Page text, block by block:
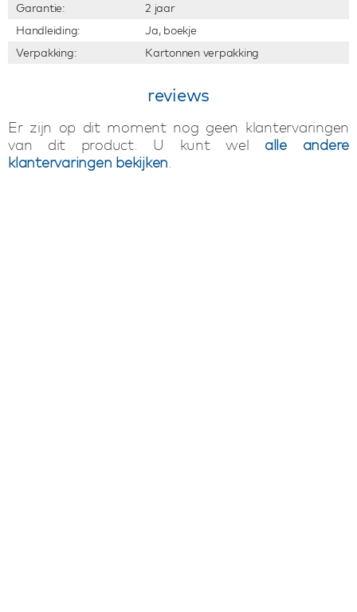
Garantie:
2 jaar
Handleiding:
Ja, boekje
Verpakking:
Kartonnen verpakking
reviews
Er zijn op dit moment nog geen klantervaringen
van dit product. U kunt wel alle andere
klantervaringen bekijken.